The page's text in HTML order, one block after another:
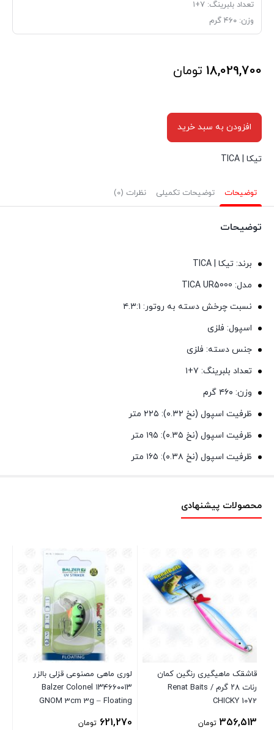
تعداد بلبرینگ: ۷+۱
وزن: ۴۶۰ گرم
18,029,700 تومان
افزودن به سبد خرید
تیکا | TICA
توضیحات توضیحات تکمیلی نظرات (0)
توضیحات
برند: تیکا | TICA
مدل: TICA UR5000
نسبت چرخش دسته به روتور: ۴ .۳:۱
اسپول: فلزی
جنس دسته: فلزی
تعداد بلبرینگ: ۷+۱
وزن: ۴۶۰ گرم
ظرفیت اسپول (نخ ۰.۳۲):
۲۲۵ متر
ظرفیت اسپول (نخ ۰.۳۵):
۱۹۵ متر
ظرفیت اسپول (نخ ۰.۳۸):
۱۶۵ متر
محصولات پیشنهادی
قاشقک ماهیگیری رنگین کمان
رنات ۲۸ گرم / Renat Baits
CHICKY 1072
356,513 تومان
لوری ماهی مصنوعی قزلی بالزر
۱۳۴۶۶۰۰۱۳ Balzer Colonel
GNOM 3cm 3g – Floating
621,270 تومان